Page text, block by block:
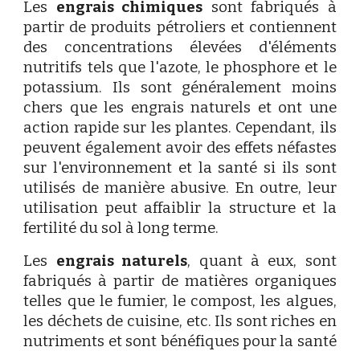
Les engrais chimiques sont fabriqués à
partir de produits pétroliers et contiennent
des concentrations élevées d'éléments
nutritifs tels que l'azote, le phosphore et le
potassium. Ils sont généralement moins
chers que les engrais naturels et ont une
action rapide sur les plantes. Cependant, ils
peuvent également avoir des effets néfastes
sur l'environnement et la santé si ils sont
utilisés de manière abusive. En outre, leur
utilisation peut affaiblir la structure et la
fertilité du sol à long terme.
Les engrais naturels, quant à eux, sont
fabriqués à partir de matières organiques
telles que le fumier, le compost, les algues,
les déchets de cuisine, etc. Ils sont riches en
nutriments et sont bénéfiques pour la santé